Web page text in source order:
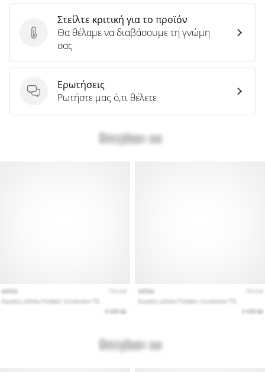
Στείλτε κριτική για το προϊόν
Στείλτε κριτική για το προϊόν
Θα θέλαμε να διαβάσουμε τη γνώμη
σας
Ερωτήσεις
Ερωτήσεις
Ρωτήστε μας ό,τι θέλετε